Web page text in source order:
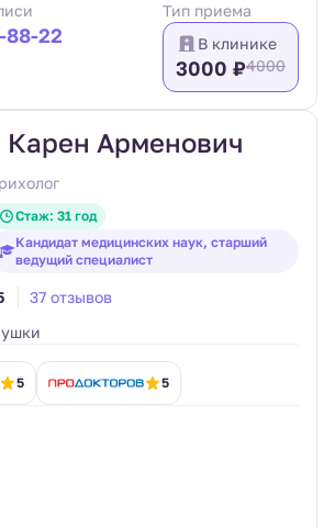
Тип приема
В клинике
3000 ₽4000
88-22
Карен Арменович
Стаж: 31 год
Кандидат медицинских наук, старший
ведущий специалист
37 отзывов
5 5